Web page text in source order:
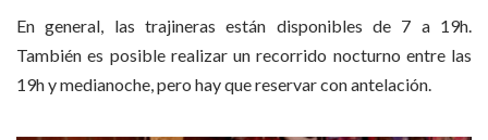
En general, las trajineras están disponibles de 7 a 19h.
También es posible realizar un recorrido nocturno entre las
19h y medianoche, pero hay que reservar con antelación.